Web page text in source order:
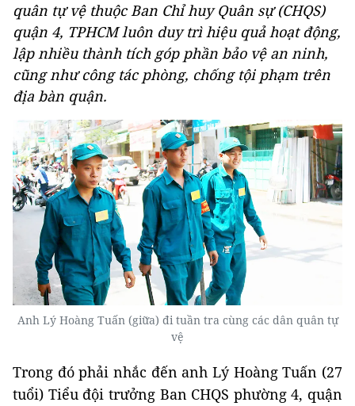
quân tự vệ thuộc Ban Chỉ huy Quân sự (CHQS)
quận 4, TPHCM luôn duy trì hiệu quả hoạt động,
lập nhiều thành tích góp phần bảo vệ an ninh,
cũng như công tác phòng, chống tội phạm trên
địa bàn quận.
Anh Lý Hoàng Tuấn (giữa) đi tuần tra cùng các dân quân tự
vệ
Trong đó phải nhắc đến anh Lý Hoàng Tuấn (27
tuổi) Tiểu đội trưởng Ban CHQS phường 4, quận